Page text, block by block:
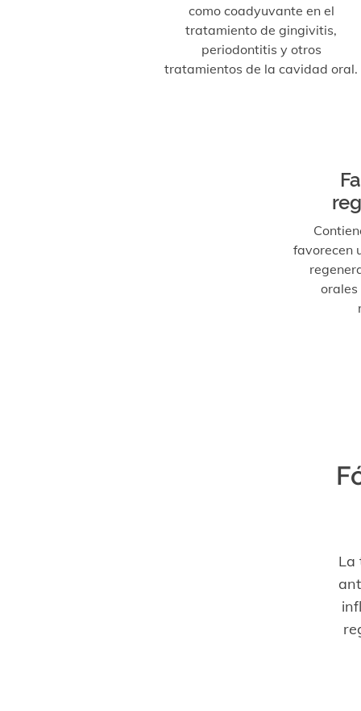
como coadyuvante en el
tratamiento de gingivitis,
periodontitis y otros
tratamientos de la cavidad oral.
favorecen
orales
La